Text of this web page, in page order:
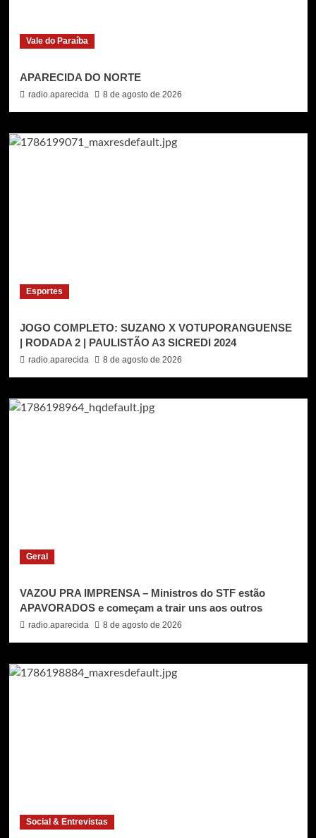
Vale do Paraíba
APARECIDA DO NORTE
radio.aparecida 8 de agosto de 2026
Esportes
JOGO COMPLETO: SUZANO X VOTUPORANGUENSE
| RODADA 2 | PAULISTÃO A3 SICREDI 2024
radio.aparecida 8 de agosto de 2026
Geral
VAZOU PRA IMPRENSA – Ministros do STF estão
APAVORADOS e começam a trair uns aos outros
radio.aparecida 8 de agosto de 2026
Social & Entrevistas